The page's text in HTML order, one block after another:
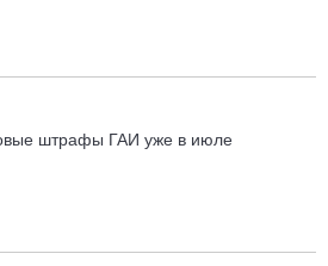
штрафы ГАИ уже в июле